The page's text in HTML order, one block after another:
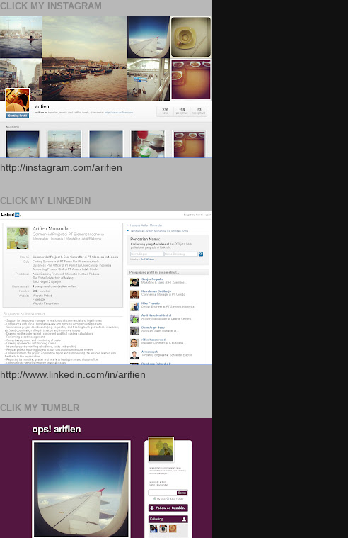
CLICK MY INSTAGRAM
http://instagram.com/arifien
CLICK MY LINKEDIN
http://www.linkedin.com/in/arifien
CLIK MY TUMBLR